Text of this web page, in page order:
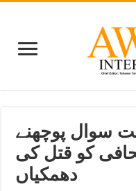
سوال پوچھنے
کو قتل کی
دھمکیاں